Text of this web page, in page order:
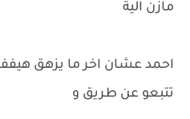
مازن الية
احمد عشان اخر ما يزهق
تتبعو عن طريق و